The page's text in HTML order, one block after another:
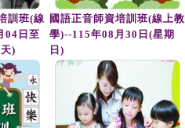
訓班(線
04日至
)
國語正音師資培訓班(線上教
學)--115年08月30日(星期
日)